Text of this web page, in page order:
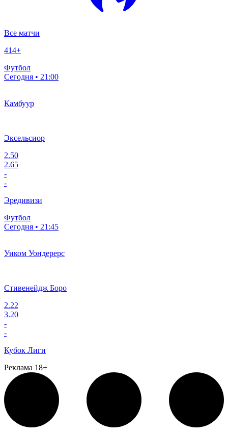
Все матчи
414+
Футбол
Сегодня • 21:00
Камбуур
Эксельсиор
2.50
2.65
-
-
Эредивизи
Футбол
Сегодня • 21:45
Уиком Уондерерс
Стивенейдж Боро
2.22
3.20
-
-
Кубок Лиги
Реклама 18+